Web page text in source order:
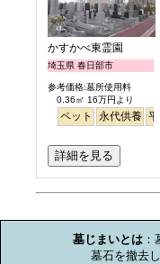
かすかべ東霊園
埼玉県 春日部市
参考価格:墓所使用料
0.36㎡ 16万円より
ペット 永代供養 平
詳細を見る
墓じまいとは
墓石を撤去